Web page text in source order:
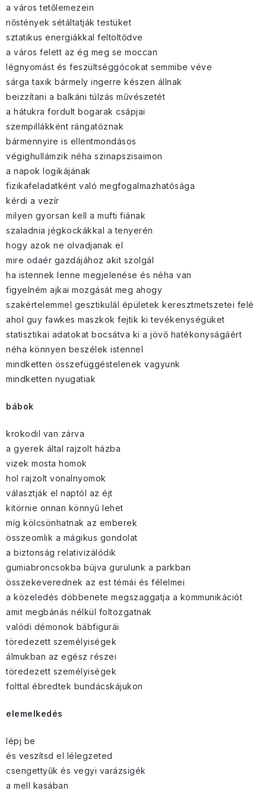
a város tetőlemezein
nőstények sétáltatják testüket
sztatikus energiákkal feltöltődve
a város felett az ég meg se moccan
légnyomást és feszültséggócokat semmibe véve
sárga taxik bármely ingerre készen állnak
beizzítani a balkáni túlzás művészetét
a hátukra fordult bogarak csápjai
szempillákként rángatóznak
bármennyire is ellentmondásos
végighullámzik néha szinapszisaimon
a napok logikájának
fizikafeladatként való megfogalmazhatósága
kérdi a vezír
milyen gyorsan kell a mufti fiának
szaladnia jégkockákkal a tenyerén
hogy azok ne olvadjanak el
mire odaér gazdájához akit szolgál
ha istennek lenne megjelenése és néha van
figyelném ajkai mozgását meg ahogy
szakértelemmel gesztikulál épületek keresztmetszetei felé
ahol guy fawkes maszkok fejtik ki tevékenységüket
statisztikai adatokat bocsátva ki a jövő hatékonyságáért
néha könnyen beszélek istennel
mindketten összefüggéstelenek vagyunk
mindketten nyugatiak
bábok
krokodil van zárva
a gyerek által rajzolt házba
vizek mosta homok
hol rajzolt vonalnyomok
választják el naptól az éjt
kitörnie onnan könnyű lehet
míg kölcsönhatnak az emberek
összeomlik a mágikus gondolat
a biztonság relativizálódik
gumiabroncsokba bújva gurulunk a parkban
összekeverednek az est témái és félelmei
a közeledés döbbenete megszaggatja a kommunikációt
amit megbánás nélkül foltozgatnak
valódi démonok bábfigurái
töredezett személyiségek
álmukban az egész részei
töredezett személyiségek
folttal ébredtek bundácskájukon
elemelkedés
lépj be
és veszítsd el lélegzeted
csengettyűk és vegyi varázsigék
a mell kasában